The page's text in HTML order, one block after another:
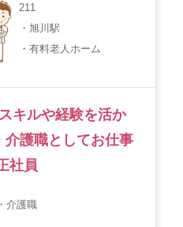
先一覧
保護方針
者様へ サイトマップ
211
・旭川駅
・有料老人ホーム
キルや経験を活か
介護職としてお仕事
社員
介護職